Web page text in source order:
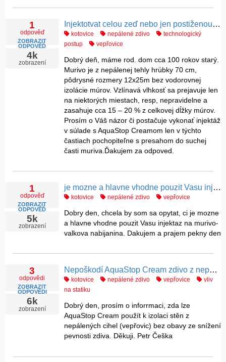
1
odpověď
ZOBRAZIT
ODPOVĚĎ
4k
zobrazení
Injektotvat celou zeď nebo jen postiženou část ?
kotovice nepálené zdivo
technologický
postup
vepřovice
Dobrý deň, máme rod. dom cca 100 rokov starý.
Murivo je z nepálenej tehly hrúbky 70 cm,
pôdrysné rozmery 12x25m bez vodorovnej
izolácie múrov. Vzlínavá vlhkosť sa prejavuje len
na niektorých miestach, resp, nepravidelne a
zasahuje cca 15 – 20 % z celkovej dĺžky múrov.
Prosím o Váš názor či postačuje vykonať injektáž
v súlade s AquaStop Creamom len v týchto
častiach pochopiteľne s presahom do suchej
časti muriva.Ďakujem za odpoved.
1
odpověď
ZOBRAZIT
ODPOVĚĎ
5k
zobrazení
je mozne a hlavne vhodne pouzit Vasu injektaz na murivo- valkova nabijanina
kotovice nepálené zdivo vepřovice
Dobry den, chcela by som sa opytat, ci je mozne
a hlavne vhodne pouzit Vasu injektaz na murivo-
valkova nabijanina. Dakujem a prajem pekny den
3
odpovědi
ZOBRAZIT
ODPOVĚDI
6k
zobrazení
Nepoškodí AquaStop Cream zdivo z nepálených cihel ?
kotovice nepálené zdivo vepřovice
vliv
na statiku
Dobrý den, prosím o inforrmaci, zda lze
AquaStop Cream použít k izolaci stěn z
nepálených cihel (vepřovic) bez obavy ze snížení
pevnosti zdiva. Děkuji. Petr Češka